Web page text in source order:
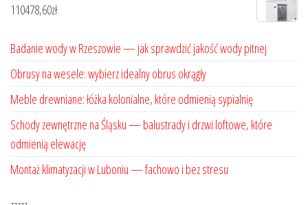
110478,60zł
Badanie wody w Rzeszowie — jak sprawdzić jakość wody pitnej
Obrusy na wesele: wybierz idealny obrus okrągły
Meble drewniane: łóżka kolonialne, które odmienią sypialnię
Schody zewnętrzne na Śląsku — balustrady i drzwi loftowe, które
odmienią elewację
Montaż klimatyzacji w Luboniu — fachowo i bez stresu